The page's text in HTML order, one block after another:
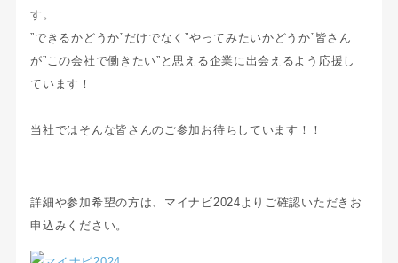
す。
”できるかどうか”だけでなく”やってみたいかどうか”皆さん
が”この会社で働きたい”と思える企業に出会えるよう応援し
ています！
当社ではそんな皆さんのご参加お待ちしています！！
詳細や参加希望の方は、マイナビ2024よりご確認いただきお
申込みください。